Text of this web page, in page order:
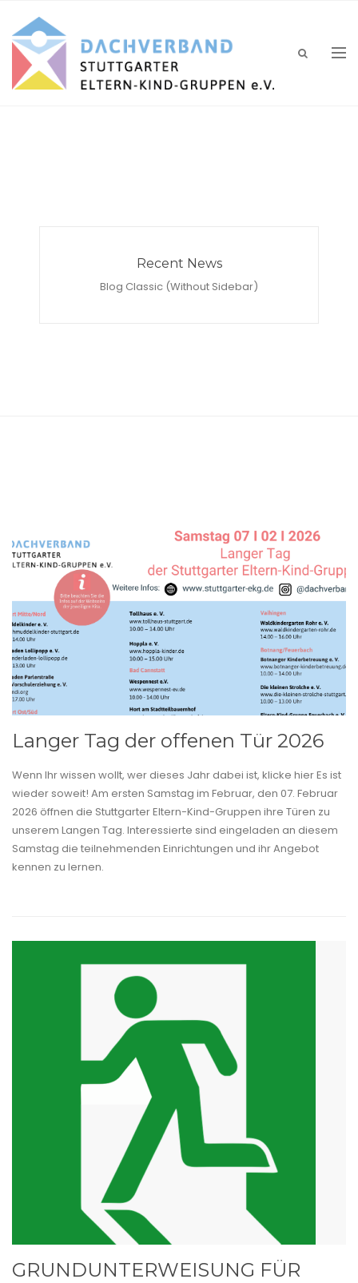
Recent News
Blog Classic (Without Sidebar)
Langer Tag der offenen Tür 2026
Wenn Ihr wissen wollt, wer dieses Jahr dabei ist, klicke hier Es ist
wieder soweit! Am ersten Samstag im Februar, den 07. Februar
2026 öffnen die Stuttgarter Eltern-Kind-Gruppen ihre Türen zu
unserem Langen Tag. Interessierte sind eingeladen an diesem
Samstag die teilnehmenden Einrichtungen und ihr Angebot
kennen zu lernen.
GRUNDUNTERWEISUNG FÜR